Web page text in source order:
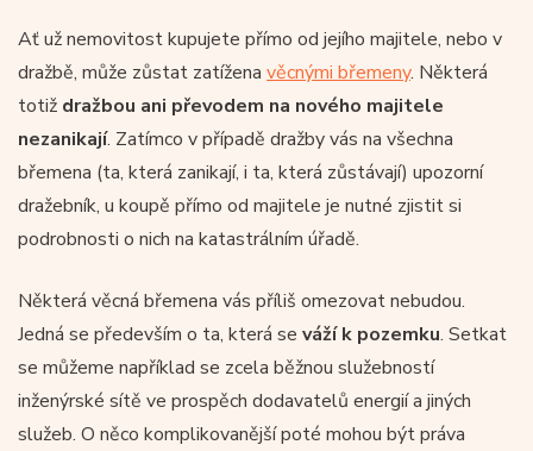
Ať už nemovitost kupujete přímo od jejího majitele, nebo v
dražbě, může zůstat zatížena věcnými břemeny. Některá
totiž dražbou ani převodem na nového majitele
nezanikají. Zatímco v případě dražby vás na všechna
břemena (ta, která zanikají, i ta, která zůstávají) upozorní
dražebník, u koupě přímo od majitele je nutné zjistit si
podrobnosti o nich na katastrálním úřadě.
Některá věcná břemena vás příliš omezovat nebudou.
Jedná se především o ta, která se váží k pozemku. Setkat
se můžeme například se zcela běžnou služebností
inženýrské sítě ve prospěch dodavatelů energií a jiných
služeb. O něco komplikovanější poté mohou být práva